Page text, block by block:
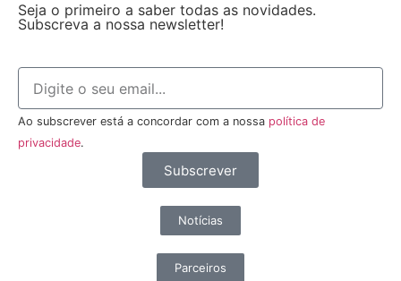
Seja o primeiro a saber todas as novidades.
Subscreva a nossa newsletter!
Ao subscrever está a concordar com a nossa política de
privacidade.
Subscrever
Notícias
Parceiros